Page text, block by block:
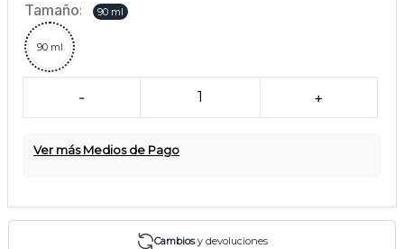
Tamaño: 90 ml
90 ml
- 1 +
Ver más Medios de Pago
Cambiosy devoluciones